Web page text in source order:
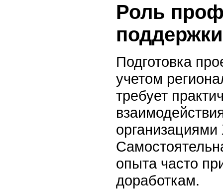
Роль
поддержки
Подготовка
учетом
требует
организациями
опыта часто
доработкам.